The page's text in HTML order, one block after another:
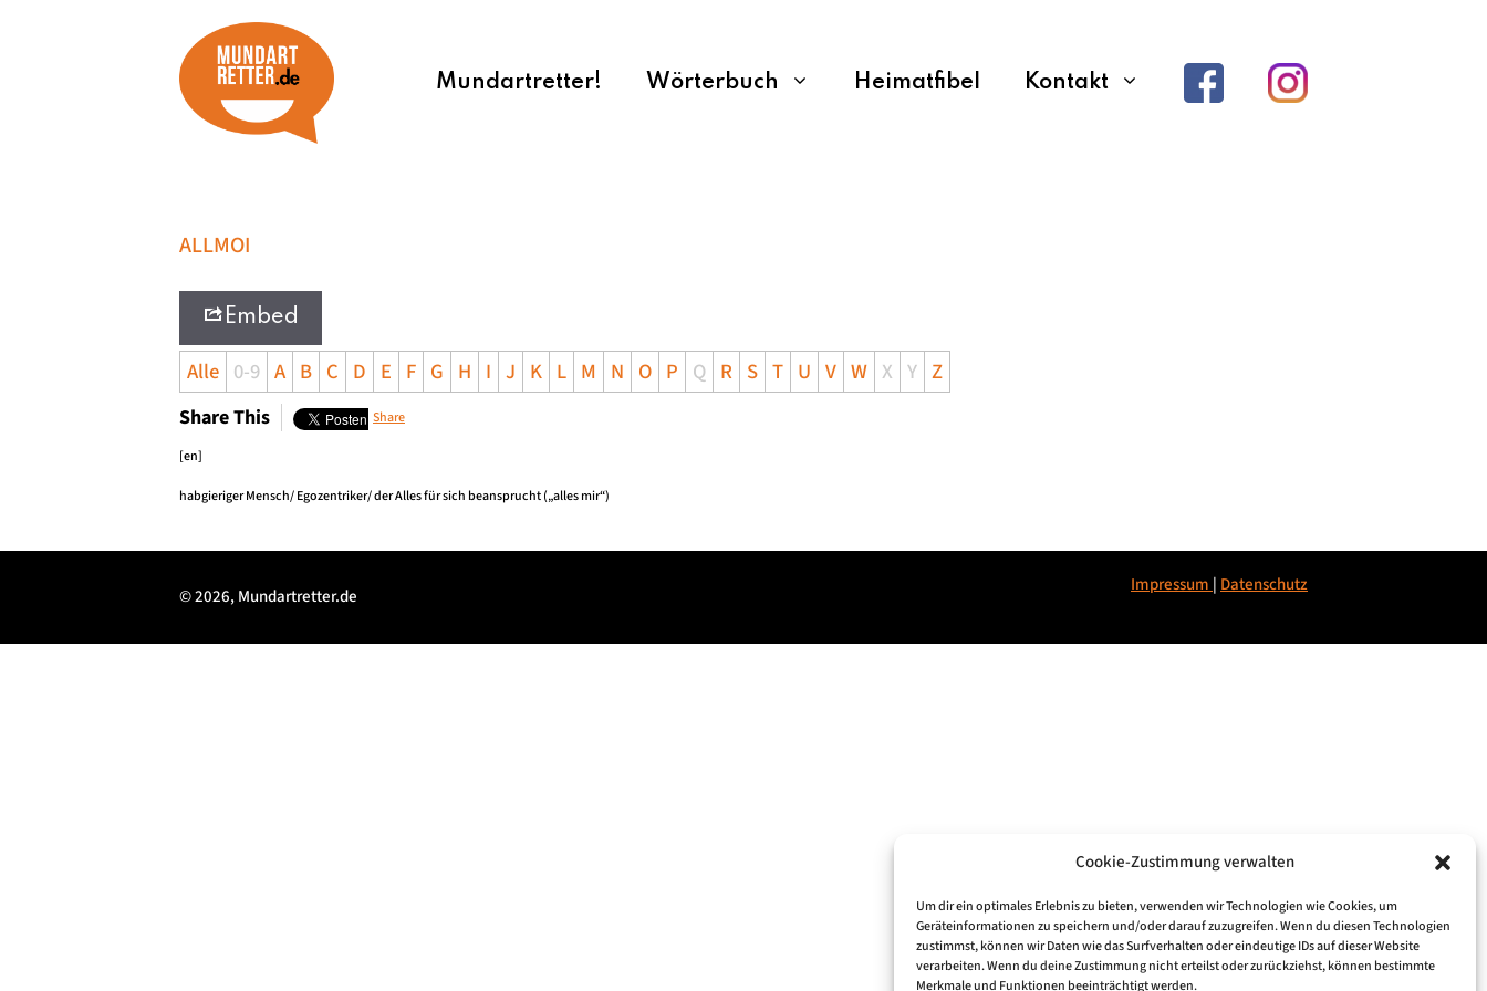
Cookie-Zustimmung verwalten
Um dir ein optimales Erlebnis zu bieten, verwenden wir Technologien wie Cookies, um
Geräteinformationen zu speichern und/oder darauf zuzugreifen. Wenn du diesen Technologien
zustimmst, können wir Daten wie das Surfverhalten oder eindeutige IDs auf dieser Website
verarbeiten. Wenn du deine Zustimmung nicht erteilst oder zurückziehst, können bestimmte
Merkmale und Funktionen beeinträchtigt werden.
Mundartretter! Wörterbuch Heimatfibel Kontakt
ALLMOI
Embed
Alle 0-9 A B C D E F G H I J K L M N O P Q R S T U V W X Y Z
Share This Share
[en]
habgieriger Mensch/ Egozentriker/ der Alles für sich beansprucht („alles mir“)
Impressum | Datenschutz
© 2026, Mundartretter.de